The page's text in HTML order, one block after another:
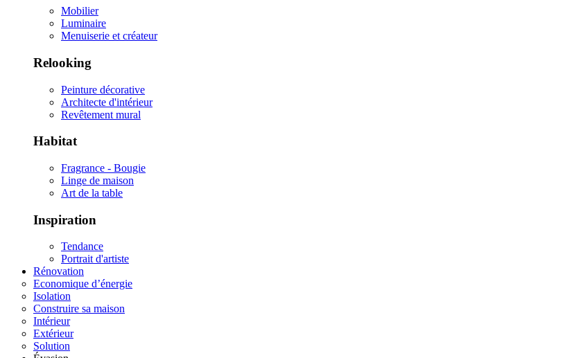
Mobilier
Luminaire
Menuiserie et créateur
Relooking
Peinture décorative
Architecte d'intérieur
Revêtement mural
Habitat
Fragrance - Bougie
Linge de maison
Art de la table
Inspiration
Tendance
Portrait d'artiste
Rénovation
Economique d’énergie
Isolation
Construire sa maison
Intérieur
Extérieur
Solution